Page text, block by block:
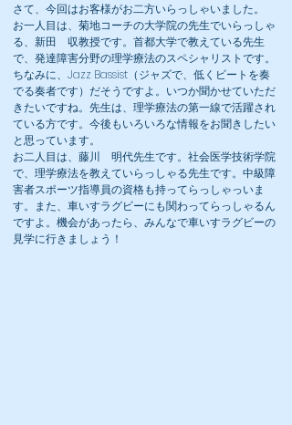
さて、今回はお客様がお二方いらっしゃいました。
お一人目は、菊地コーチの大学院の先生でいらっしゃ
る、新田 収教授です。首都大学で教えている先生
で、発達障害分野の理学療法のスペシャリストです。
ちなみに、Jazz Bassist（ジャズで、低くビートを奏
でる奏者です）だそうですよ。いつか聞かせていただ
きたいですね。先生は、理学療法の第一線で活躍され
ている方です。今後もいろいろな情報をお聞きしたい
と思っています。
お二人目は、藤川 明代先生です。社会医学技術学院
で、理学療法を教えていらっしゃる先生です。中級障
害者スポーツ指導員の資格も持ってらっしゃっいま
す。また、車いすラグビーにも関わってらっしゃるん
ですよ。機会があったら、みんなで車いすラグビーの
見学に行きましょう！